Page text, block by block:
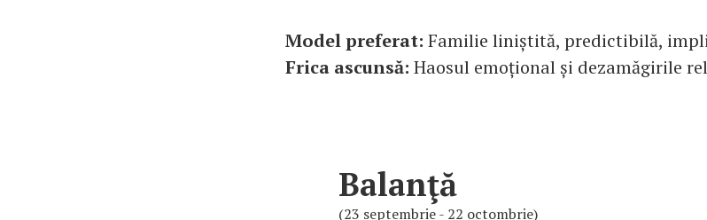
Model preferat: Familie liniștită, predictibilă,
Frica ascunsă: Haosul emoțional și dezamăgirile
Balanţă
(23 septembrie - 22 octombrie)